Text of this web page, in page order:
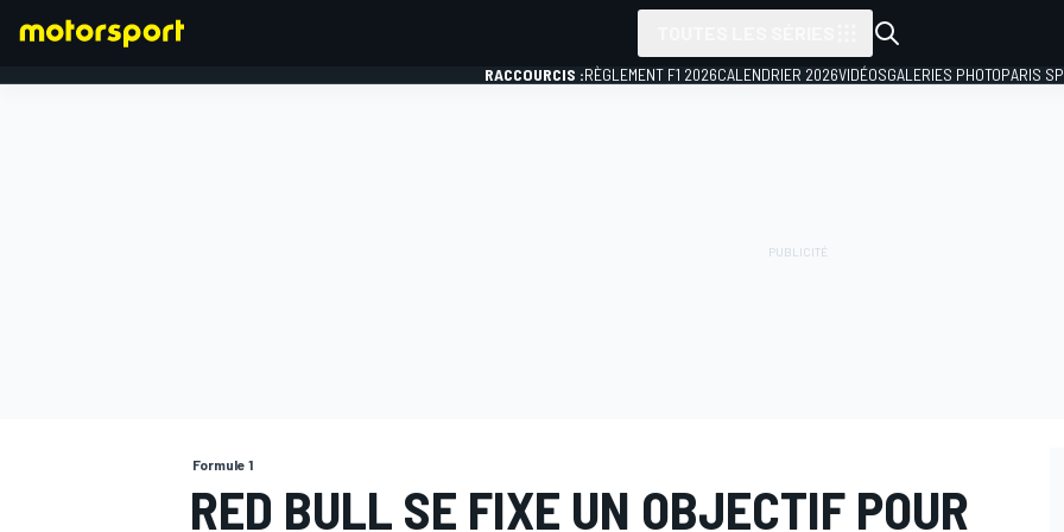
RACCOURCIS :RÈGLEMENT F1 2026CALENDRIER 2026VIDÉOSGALERIES PHOTOPARIS
Formule 1
RED BULL SE FIXE UN OBJECTIF POUR